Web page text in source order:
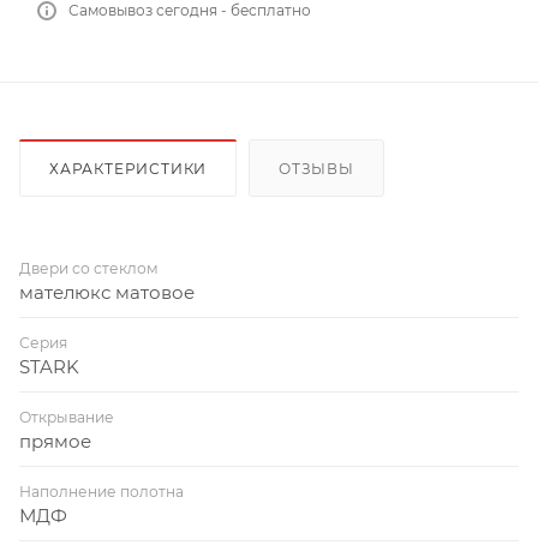
Самовывоз сегодня - бесплатно
ХАРАКТЕРИСТИКИ ОТЗЫВЫ
Двери со стеклом
мателюкс матовое
Серия
STARK
Открывание
прямое
Наполнение полотна
МДФ